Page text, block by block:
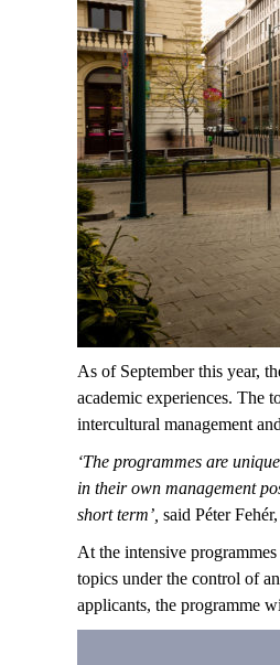
As of September this year,
academic experiences. The
intercultural management
‘The programmes are
in their own management
short term’, said Péter
At the intensive
topics under the control of
applicants, the programme